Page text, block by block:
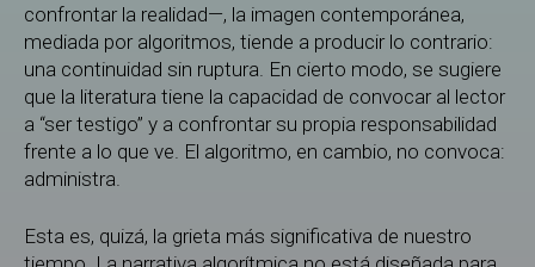
confrontar la realidad—, la imagen contemporánea,
mediada por algoritmos, tiende a producir lo contrario:
una continuidad sin ruptura. En cierto modo, se sugiere
que la literatura tiene la capacidad de convocar al lector
a “ser testigo” y a confrontar su propia responsabilidad
frente a lo que ve. El algoritmo, en cambio, no convoca:
administra.
Esta es, quizá, la grieta más significativa de nuestro